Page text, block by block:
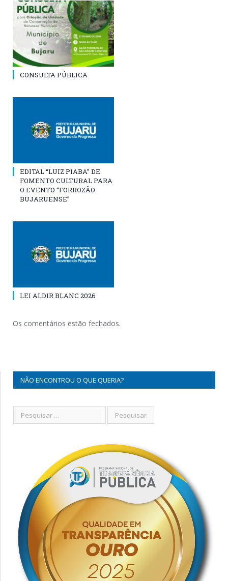
CONSULTA PÚBLICA
EDITAL “LUIZ PIABA” DE
FOMENTO CULTURAL PARA
O EVENTO “FORROZÃO
BUJARUENSE”
LEI ALDIR BLANC 2026
Os comentários estão fechados.
NÃO ENCONTROU O QUE QUERIA?